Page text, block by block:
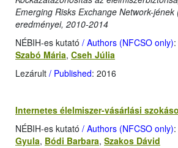
Emerging Risks Exchange Network-
eredményei, 2010-2014
NÉBIH-es kutató / Authors (NFCSO only):
Szabó Mária, Cseh Júlia
Lezárult / Published: 2016
Internetes élelmiszer-vásárlási
NÉBIH-es kutató / Authors (NFCSO only):
Gyula, Bódi Barbara, Szakos Dávid